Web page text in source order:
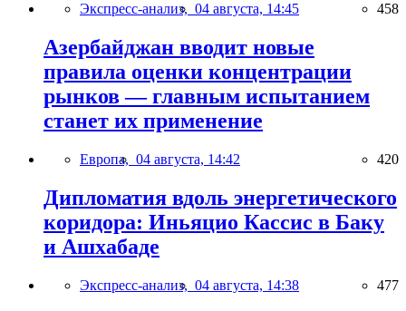
Экспресс-анализ, 04 августа, 14:45 458
Азербайджан вводит новые
правила оценки концентрации
рынков — главным испытанием
станет их применение
Европа, 04 августа, 14:42 420
Дипломатия вдоль энергетического
коридора: Иньяцио Кассис в Баку
и Ашхабаде
Экспресс-анализ, 04 августа, 14:38 477